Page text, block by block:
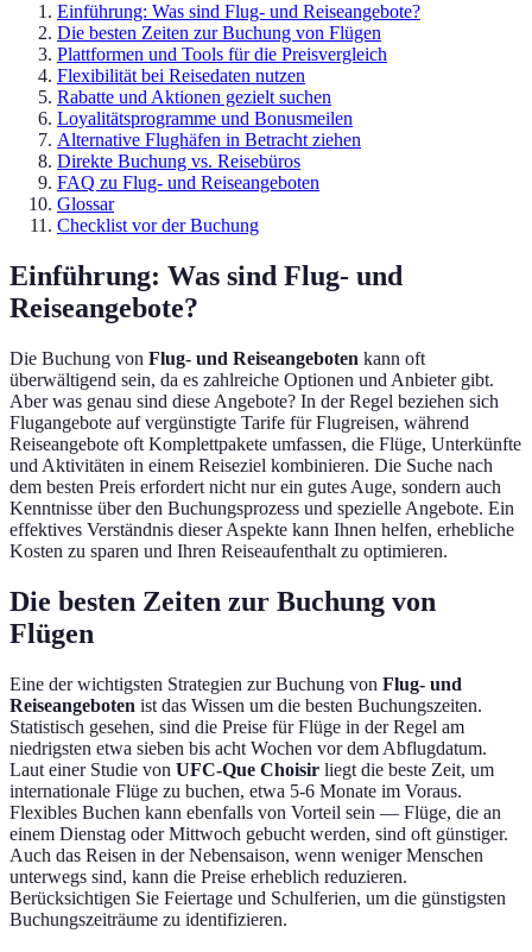
Einführung: Was sind Flug- und Reiseangebote?
Die besten Zeiten zur Buchung von Flügen
Plattformen und Tools für die Preisvergleich
Flexibilität bei Reisedaten nutzen
Rabatte und Aktionen gezielt suchen
Loyalitätsprogramme und Bonusmeilen
Alternative Flughäfen in Betracht ziehen
Direkte Buchung vs. Reisebüros
FAQ zu Flug- und Reiseangeboten
Glossar
Checklist vor der Buchung
Einführung: Was sind Flug- und
Reiseangebote?
Die Buchung von Flug- und Reiseangeboten kann oft
überwältigend sein, da es zahlreiche Optionen und Anbieter gibt.
Aber was genau sind diese Angebote? In der Regel beziehen sich
Flugangebote auf vergünstigte Tarife für Flugreisen, während
Reiseangebote oft Komplettpakete umfassen, die Flüge, Unterkünfte
und Aktivitäten in einem Reiseziel kombinieren. Die Suche nach
dem besten Preis erfordert nicht nur ein gutes Auge, sondern auch
Kenntnisse über den Buchungsprozess und spezielle Angebote. Ein
effektives Verständnis dieser Aspekte kann Ihnen helfen, erhebliche
Kosten zu sparen und Ihren Reiseaufenthalt zu optimieren.
Die besten Zeiten zur Buchung von
Flügen
Eine der wichtigsten Strategien zur Buchung von Flug- und
Reiseangeboten ist das Wissen um die besten Buchungszeiten.
Statistisch gesehen, sind die Preise für Flüge in der Regel am
niedrigsten etwa sieben bis acht Wochen vor dem Abflugdatum.
Laut einer Studie von UFC-Que Choisir liegt die beste Zeit, um
internationale Flüge zu buchen, etwa 5-6 Monate im Voraus.
Flexibles Buchen kann ebenfalls von Vorteil sein — Flüge, die an
einem Dienstag oder Mittwoch gebucht werden, sind oft günstiger.
Auch das Reisen in der Nebensaison, wenn weniger Menschen
unterwegs sind, kann die Preise erheblich reduzieren.
Berücksichtigen Sie Feiertage und Schulferien, um die günstigsten
Buchungszeiträume zu identifizieren.